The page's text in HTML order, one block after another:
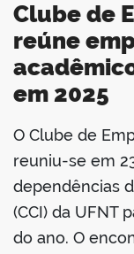
Clube de Empreendedorismo
reúne
em 2025
O Clube de
reuniu-se em
dependências
(CCI) da UFNT
do ano. O